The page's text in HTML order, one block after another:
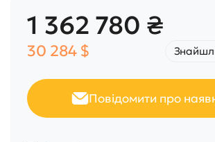
1 362 780 ₴
30 284 $
Повідомити про